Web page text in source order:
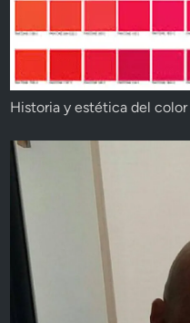
Historia y estética del color